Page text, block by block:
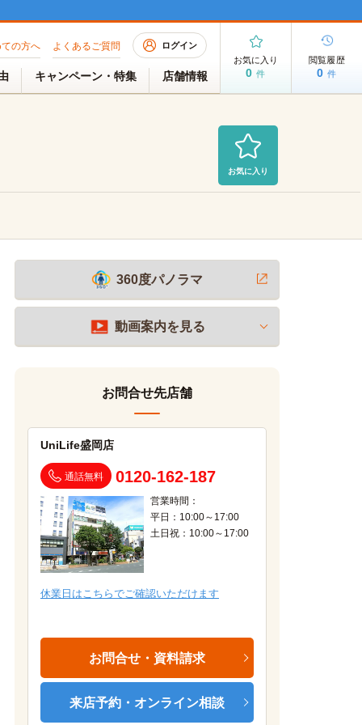
の方へ よくあるご質問 ログイン
キャンペーン・特集 店舗情報
お気に入り
0 件
閲覧履歴
0 件
お気に入り
2026/08/06 AM 06:40現在
360度パノラマ
動画案内を見る
お問合せ先店舗
UniLife盛岡店
通話無料 0120-162-187
営業時間：
平日：10:00～17:00
土日祝：10:00～17:00
休業日はこちらでご確認いただけます
お問合せ・資料請求
来店予約・オンライン相談